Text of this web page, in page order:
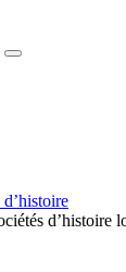
d’histoire